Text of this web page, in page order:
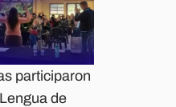
participaron
de